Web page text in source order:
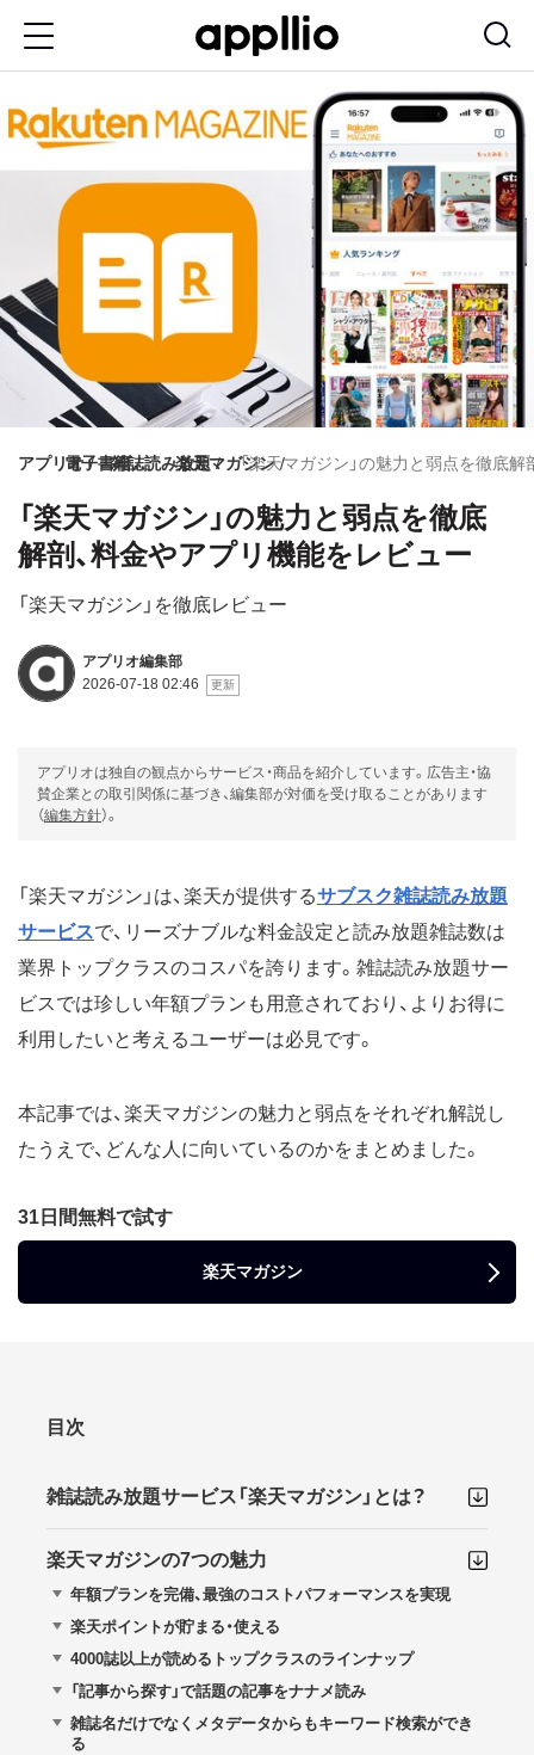
コ
ン
に
アプリオ電子書籍雑誌読み放題楽天マガジン「楽天マガジン」の魅力と弱点を徹底
「楽天マガジン」の魅力と弱点を徹底
解剖、料金やアプリ機能をレビュー
「楽天マガジン」を徹底レビュー
アプリオ編集部
2026-07-18 02:46
アプリオは独自の観点からサービス・商品を紹介しています。広告主・協
賛企業との取引関係に基づき、編集部が対価を受け取ることがあります
（編集方針）。
「楽天マガジン」は、楽天が提供するサブスク雑誌読み放題
サービスで、リーズナブルな料金設定と読み放題雑誌数は
業界トップクラスのコスパを誇ります。雑誌読み放題サー
ビスでは珍しい年額プランも用意されており、よりお得に
利用したいと考えるユーザーは必見です。
本記事では、楽天マガジンの魅力と弱点をそれぞれ解説し
たうえで、どんな人に向いているのかをまとめました。
31日間無料で試す
楽天マガジン
目次
雑誌読み放題サービス「楽天マガジン」とは？
楽天マガジンの7つの魅力
年額プランを完備、最強のコストパフォーマンスを実現
楽天ポイントが貯まる・使える
4000誌以上が読めるトップクラスのラインナップ
「記事から探す」で話題の記事をナナメ読み
雑誌名だけでなくメタデータからもキーワード検索ができ
る